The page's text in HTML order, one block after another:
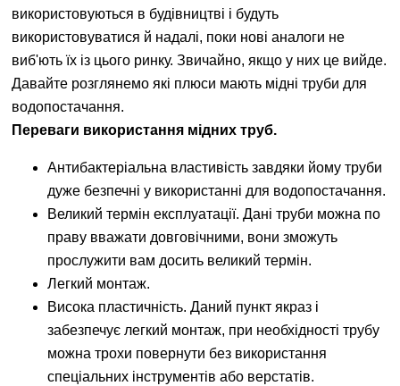
використовуються в будівництві і будуть
використовуватися й надалі, поки нові аналоги не
виб'ють їх із цього ринку. Звичайно, якщо у них це вийде.
Давайте розглянемо які плюси мають мідні труби для
водопостачання.
Переваги використання мідних труб.
Антибактеріальна властивість завдяки йому труби
дуже безпечні у використанні для водопостачання.
Великий термін експлуатації. Дані труби можна по
праву вважати довговічними, вони зможуть
прослужити вам досить великий термін.
Легкий монтаж.
Висока пластичність. Даний пункт якраз і
забезпечує легкий монтаж, при необхідності трубу
можна трохи повернути без використання
спеціальних інструментів або верстатів.